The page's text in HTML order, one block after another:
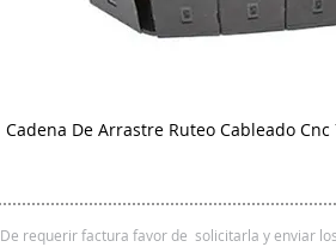
Cadena De Arrastre Ruteo Cableado
De requerir factura favor de solicitarla y enviar